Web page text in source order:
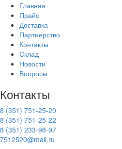
Главная
Прайс
Доставка
Партнерство
Контакты
Склад
Новости
Вопросы
Контакты
8 (351) 751-25-20
8 (351) 751-25-22
8 (351) 233-98-97
7512520@mail.ru